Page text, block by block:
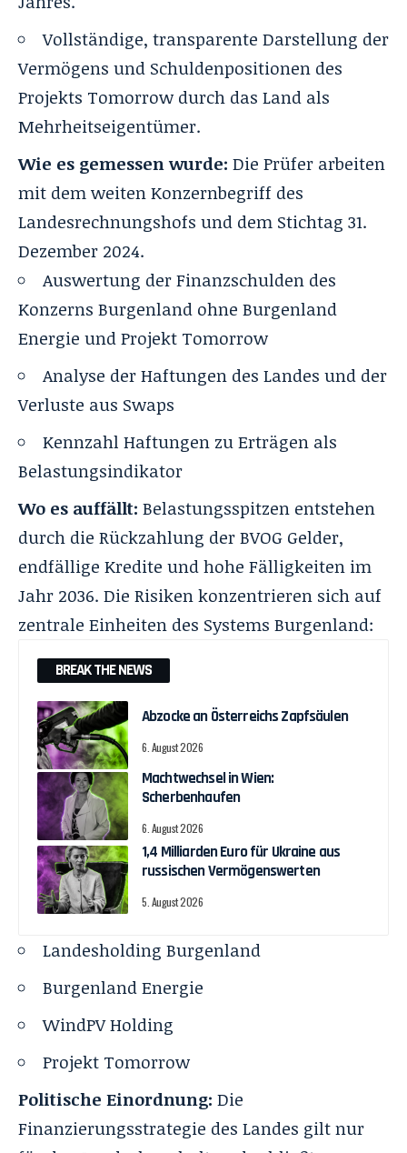
Vollständige, transparente Darstellung der
Vermögens und Schuldenpositionen des
Projekts Tomorrow durch das Land als
Mehrheitseigentümer.
Wie es gemessen wurde: Die Prüfer arbeiten
mit dem weiten Konzernbegriff des
Landesrechnungshofs und dem Stichtag 31.
Dezember 2024.
Auswertung der Finanzschulden des
Konzerns Burgenland ohne Burgenland
Energie und Projekt Tomorrow
Analyse der Haftungen des Landes und der
Verluste aus Swaps
Kennzahl Haftungen zu Erträgen als
Belastungsindikator
Wo es auffällt: Belastungsspitzen entstehen
durch die Rückzahlung der BVOG Gelder,
endfällige Kredite und hohe Fälligkeiten im
Jahr 2036. Die Risiken konzentrieren sich auf
zentrale Einheiten des Systems Burgenland:
BREAK THE NEWS
Abzocke an Österreichs Zapfsäulen
6. August 2026
Machtwechsel in Wien:
Scherbenhaufen
6. August 2026
1,4 Milliarden Euro für Ukraine aus
russischen Vermögenswerten
5. August 2026
Landesholding Burgenland
Burgenland Energie
WindPV Holding
Projekt Tomorrow
Politische Einordnung: Die
Finanzierungsstrategie des Landes gilt nur